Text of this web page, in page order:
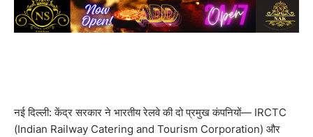
नई दिल्ली: केंद्र सरकार ने भारतीय रेलवे की दो प्रमुख कंपनियों— IRCTC
(Indian Railway Catering and Tourism Corporation) और